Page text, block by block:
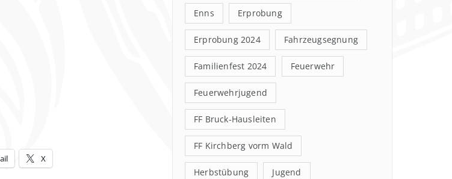
X
Enns Erprobung
Erprobung 2024 Fahrzeugsegnung
Familienfest 2024 Feuerwehr
Feuerwehrjugend
FF Bruck-Hausleiten
FF Kirchberg vorm Wald
Herbstübung Jugend